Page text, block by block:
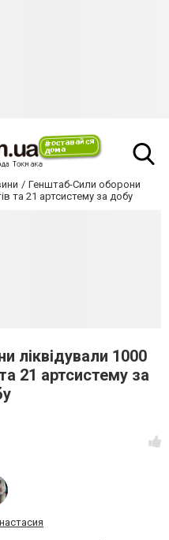
Генштаб-Сили оборони
та 21 артсистему за добу
ліквідували 1000
21 артсистему за